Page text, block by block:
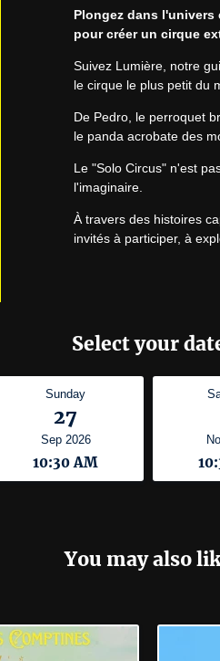
Plongez dans
pour créer un cirque
Suivez Lumière, notre
le cirque le plus petit du
De Pedro, le perroquet
le panda acrobate des
Le "Solo Circus" n'est
l'imaginaire.
À travers des histoires
invités à participer, à
Select your
Sunday
27
Sep 2026
10:30 AM
You may also